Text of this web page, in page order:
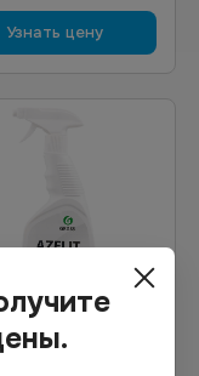
Узнать цену